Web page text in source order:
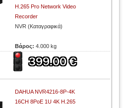
H.265 Pro Network Video
Recorder
NVR (Καταγραφικά)
Βάρος:4.000 kg
DAHUA NVR4216-8P-4K
16CH 8PoE 1U 4K H.265